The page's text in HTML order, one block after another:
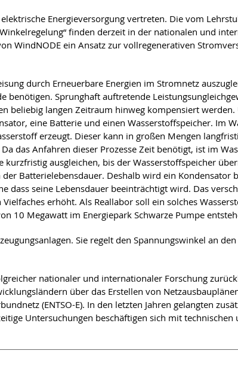
Energieversorgung vertreten. Die vom
finden derzeit in der nationalen und
WindNODE ein Ansatz zur vollregenerativen
durch Erneuerbare Energien im Stromnetz
Sprunghaft auftretende
beliebig langen Zeitraum hinweg kompensiert
eine Batterie und einen Wasserstoffspeicher. Im
erzeugt. Dieser kann in großen Mengen
das Anfahren dieser Prozesse Zeit benötigt, ist im
ausgleichen, bis der Wasserstoffspeicher
Batterielebensdauer. Deshalb wird ein Kondensator
dass seine Lebensdauer beeinträchtigt wird. Das
erhöht. Als Reallabor soll ein solches
10 Megawatt im Energiepark Schwarze Pumpe
Sie regelt den Spannungswinkel an
nationaler und internationaler Forschung
über das Erstellen von
(ENTSO-E). In den letzten Jahren gelangten
Untersuchungen beschäftigen sich mit